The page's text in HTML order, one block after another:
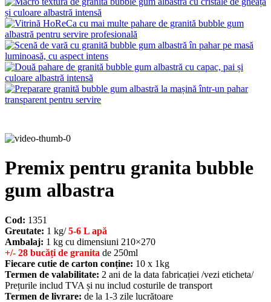
Premix pentru granita bubble
gum albastra
Cod: 1351
Greutate: 1 kg/5-6 L apă
Ambalaj: 1 kg cu dimensiuni 210×270
+/- 28 bucăți de granita de 250ml
Fiecare cutie de carton conține: 10 x 1kg
Termen de valabilitate: 2 ani de la data fabricației /vezi eticheta/
Prețurile includ TVA și nu includ costurile de transport
Termen de livrare: de la 1-3 zile lucrătoare